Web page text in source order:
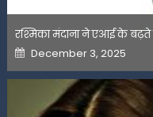
रश्मिका मंदाना ने एआई के बढ़ते
Posted
on
December 3, 2025